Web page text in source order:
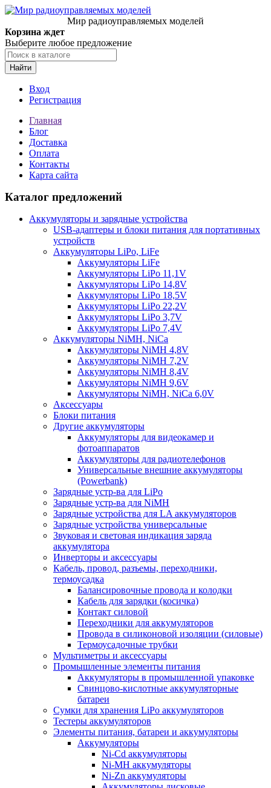
Мир радиоуправляемых моделей
Корзина ждет
Выберите любое предложение
Найти
Вход
Регистрация
Главная
Блог
Доставка
Оплата
Контакты
Карта сайта
Каталог предложений
Аккумуляторы и зарядные устройства
USB-адаптеры и блоки питания для портативных
устройств
Аккумуляторы LiPo, LiFe
Аккумуляторы LiFe
Аккумуляторы LiPo 11,1V
Аккумуляторы LiPo 14,8V
Аккумуляторы LiPo 18,5V
Аккумуляторы LiPo 22,2V
Аккумуляторы LiPo 3,7V
Аккумуляторы LiPo 7,4V
Аккумуляторы NiMH, NiCa
Аккумуляторы NiMH 4,8V
Аккумуляторы NiMH 7,2V
Аккумуляторы NiMH 8,4V
Аккумуляторы NiMH 9,6V
Аккумуляторы NiMH, NiCa 6,0V
Аксессуары
Блоки питания
Другие аккумуляторы
Аккумуляторы для видеокамер и
фотоаппаратов
Аккумуляторы для радиотелефонов
Универсальные внешние аккумуляторы
(Powerbank)
Зарядные устр-ва для LiPo
Зарядные устр-ва для NiMH
Зарядные устройства для LA аккумуляторов
Зарядные устройства универсальные
Звуковая и световая индикация заряда
аккумулятора
Инверторы и аксессуары
Кабель, провод, разъемы, переходники,
термоусадка
Балансировочные провода и колодки
Кабель для зарядки (косичка)
Контакт силовой
Переходники для аккумуляторов
Провода в силиконовой изоляции (силовые)
Термоусадочные трубки
Мультиметры и аксессуары
Промышленные элементы питания
Аккумуляторы в промышленной упаковке
Свинцово-кислотные аккумуляторные
батареи
Сумки для хранения LiPo аккумуляторов
Тестеры аккумуляторов
Элементы питания, батареи и аккумуляторы
Аккумуляторы
Ni-Cd аккумуляторы
Ni-MH аккумуляторы
Ni-Zn аккумуляторы